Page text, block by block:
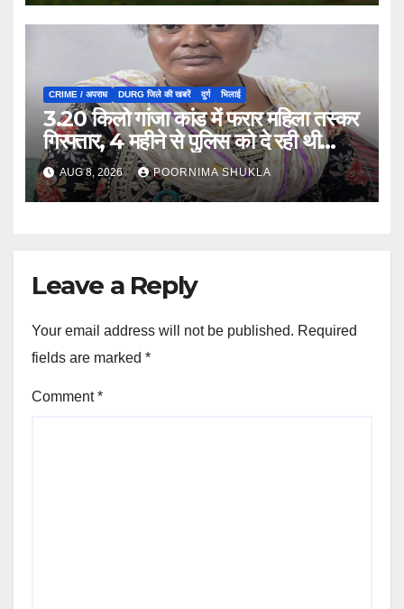
CRIME / अपराध DURG जिले की खबरें दुर्ग भिलाई
3.20 किलो गांजा कांड में फरार महिला तस्कर
गिरफ्तार, 4 महीने से पुलिस को दे रही थी
चकमा…
AUG 8, 2026 POORNIMA SHUKLA
Leave a Reply
Your email address will not be published. Required
fields are marked *
Comment*